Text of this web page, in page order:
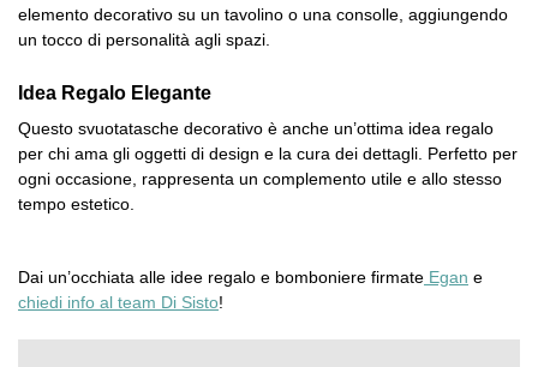
elemento decorativo su un tavolino o una consolle, aggiungendo
un tocco di personalità agli spazi.
Idea Regalo Elegante
Questo svuotatasche decorativo è anche un’ottima idea regalo
per chi ama gli oggetti di design e la cura dei dettagli. Perfetto per
ogni occasione, rappresenta un complemento utile e allo stesso
tempo estetico.
Dai un’occhiata alle idee regalo e bomboniere firmate Egan e
chiedi info al team Di Sisto!